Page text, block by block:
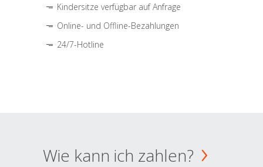
Kindersitze verfügbar auf Anfrage
Online- und Offline-Bezahlungen
24/7-Hotline
Wie kann ich zahlen?